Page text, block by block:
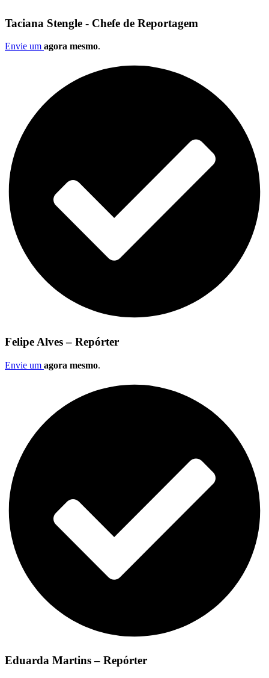
Taciana Stengle - Chefe de Reportagem
Envie um agora mesmo.
Felipe Alves – Repórter
Envie um agora mesmo.
Eduarda Martins – Repórter